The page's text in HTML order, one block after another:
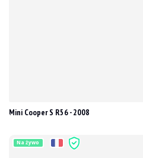
Mini Cooper S R56 - 2008
Na żywo